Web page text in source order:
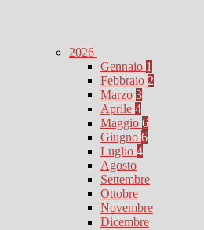
2026
Gennaio 1
Febbraio 2
Marzo 3
Aprile 4
Maggio 6
Giugno 6
Luglio 4
Agosto
Settembre
Ottobre
Novembre
Dicembre